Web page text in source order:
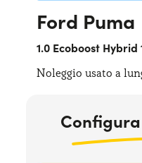
Ford Puma
1.0 Ecoboost Hybrid
Noleggio usato a